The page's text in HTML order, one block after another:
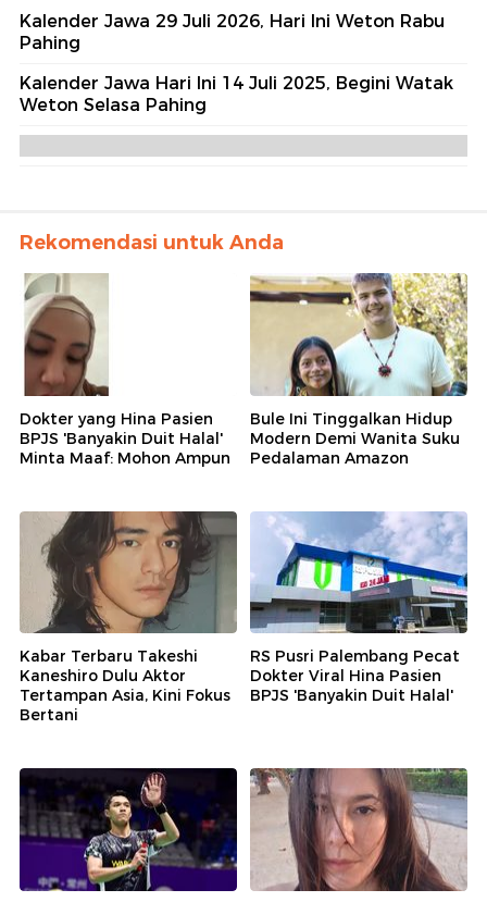
Kalender Jawa 29 Juli 2026, Hari Ini Weton Rabu
Pahing
Kalender Jawa Hari Ini 14 Juli 2025, Begini Watak
Weton Selasa Pahing
Rekomendasi untuk Anda
Dokter yang Hina Pasien
BPJS 'Banyakin Duit Halal'
Minta Maaf: Mohon Ampun
Bule Ini Tinggalkan Hidup
Modern Demi Wanita Suku
Pedalaman Amazon
Kabar Terbaru Takeshi
Kaneshiro Dulu Aktor
Tertampan Asia, Kini Fokus
Bertani
RS Pusri Palembang Pecat
Dokter Viral Hina Pasien
BPJS 'Banyakin Duit Halal'